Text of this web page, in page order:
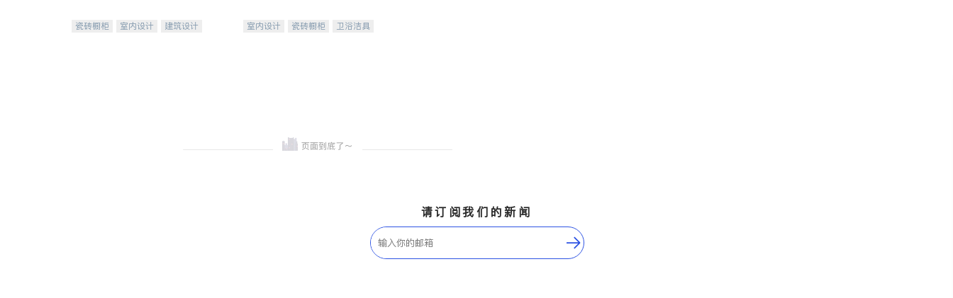
机。品质厨房，家的选择。
瓷砖橱柜 室内设计
建筑设计
室内设计 瓷砖橱柜
卫浴洁具
请订阅我们的新闻